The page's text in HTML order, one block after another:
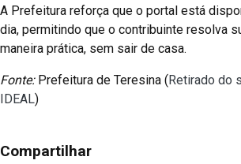
A Prefeitura reforça que o portal está
dia, permitindo que o contribuinte resolva
maneira prática, sem sair de casa.
Fonte:Prefeitura de Teresina ( Retirado do
IDEAL)
Compartilhar